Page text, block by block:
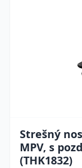
Strešný
MPV, s
(THK1832)